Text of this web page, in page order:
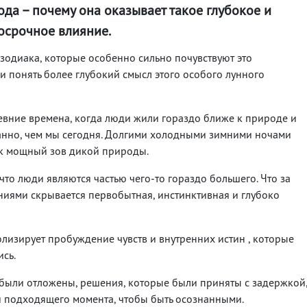
– почему она оказывает такое глубокое и
влияние.
которые особенно сильно почувствуют это
понять более глубокий смысл этого особого лунного
времена, когда люди жили гораздо ближе к природе и
чем мы сегодня. Долгими холодными зимними ночами
мощный зов дикой природы.
люди являются частью чего-то гораздо большего. Что за
скрывается первобытная, инстинктивная и глубоко
пробуждение чувств и внутренних истин , которые
отложены, решения, которые были приняты с задержкой,
момента, чтобы быть осознанными.